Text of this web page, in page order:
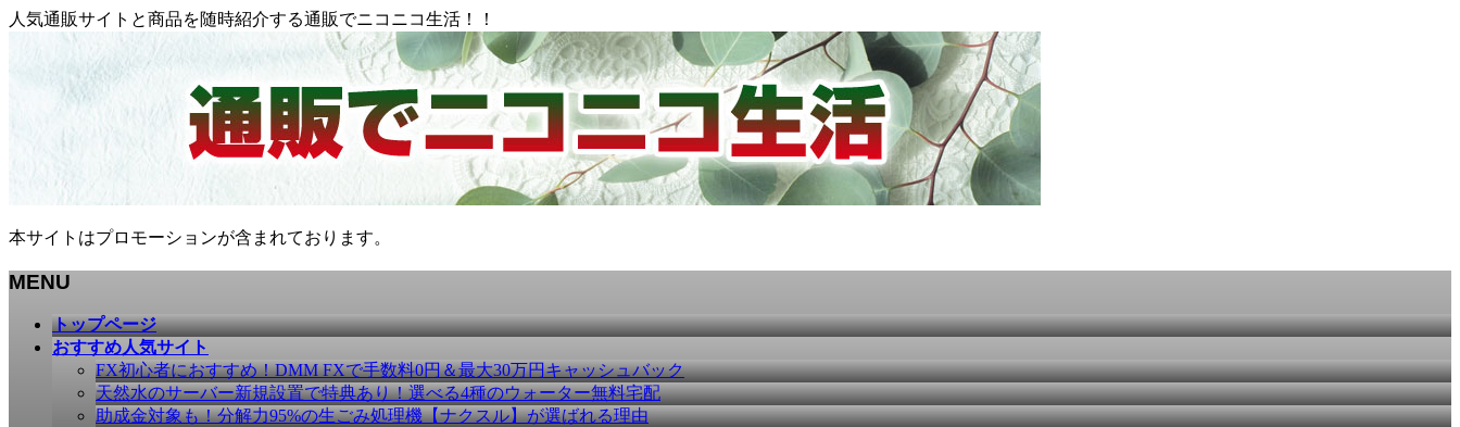
人気通販サイトと商品を随時紹介する通販でニコニコ生活！！
本サイトはプロモーションが含まれております。
MENU
トップページ
おすすめ人気サイト
FX初心者におすすめ！DMM FXで手数料0円＆最大30万円キャッシュバック
天然水のサーバー新規設置で特典あり！選べる4種のウォーター無料宅配
助成金対象も！分解力95%の生ごみ処理機【ナクスル】が選ばれる理由